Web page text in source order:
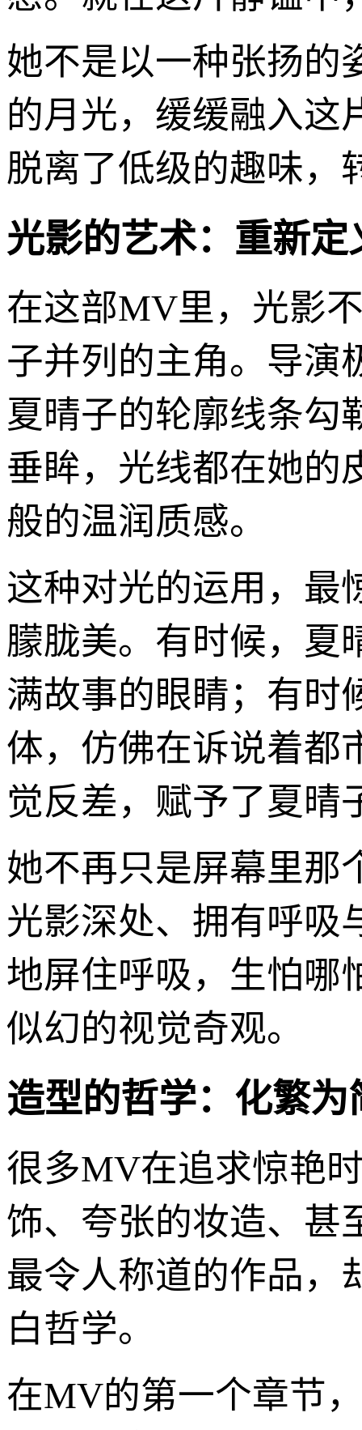
她不是以一种张扬的
的月光，缓缓融入这
脱离了低级的趣味，
光影的艺术：重新定
在这部MV里，光影
子并列的主角。导演
夏晴子的轮廓线条勾
垂眸，光线都在她的
般的温润质感。
这种对光的运用，最
朦胧美。有时候，夏
满故事的眼睛；有时
体，仿佛在诉说着都
觉反差，赋予了夏晴
她不再只是屏幕里那
光影深处、拥有呼吸
地屏住呼吸，生怕哪
似幻的视觉奇观。
造型的哲学：化繁
很多MV在追求惊艳
饰、夸张的妆造、甚
最令人称道的作品，
白哲学。
在MV的第一个章节